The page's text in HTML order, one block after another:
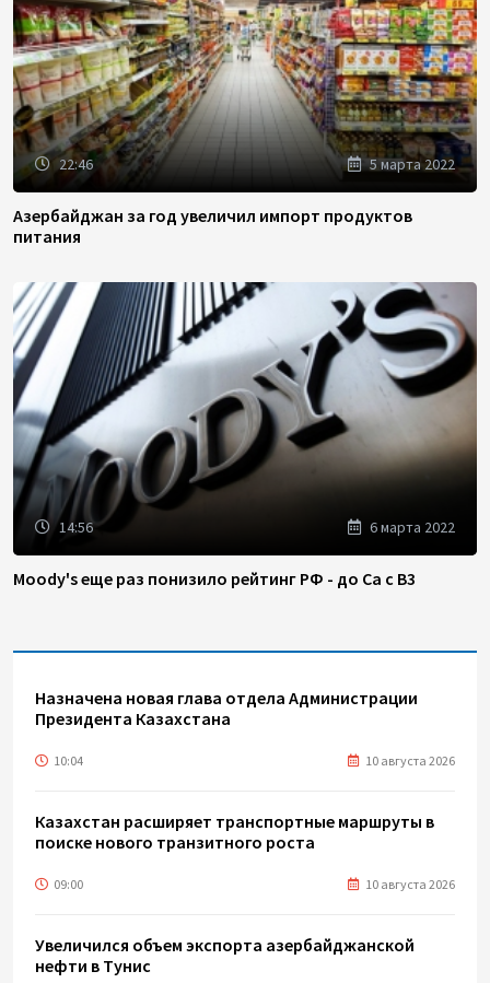
22:46 5 марта 2022
Азербайджан за год увеличил импорт продуктов
питания
14:56 6 марта 2022
Moody's еще раз понизило рейтинг РФ - до Ca с B3
Назначена новая глава отдела Администрации
Президента Казахстана
10:04 10 августа 2026
Казахстан расширяет транспортные маршруты в
поиске нового транзитного роста
09:00 10 августа 2026
Увеличился объем экспорта азербайджанской
нефти в Тунис